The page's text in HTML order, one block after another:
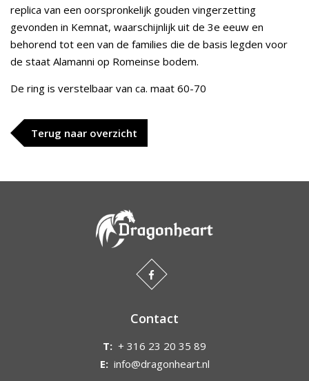
replica van een oorspronkelijk gouden vingerzetting
gevonden in Kemnat, waarschijnlijk uit de 3e eeuw en
behorend tot een van de families die de basis legden voor
de staat Alamanni op Romeinse bodem.
De ring is verstelbaar van ca. maat 60-70
Terug naar overzicht
Contact
T: + 316 23 20 35 89
E: info@dragonheart.nl